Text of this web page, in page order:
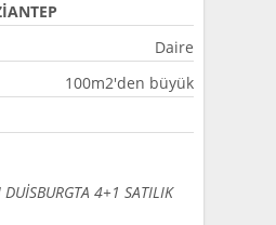
Daire
100m2'den büyük
4+1 SATILIK